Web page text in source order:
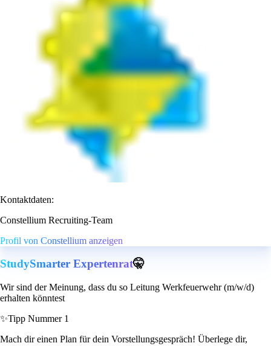
Kontaktdaten:
Constellium Recruiting-Team
Profil von Constellium anzeigen
StudySmarter Expertenrat🤫
Wir sind der Meinung, dass du so Leitung Werkfeuerwehr (m/w/d)
erhalten könntest
✨Tipp Nummer 1
Mach dir einen Plan für dein Vorstellungsgespräch! Überlege dir,